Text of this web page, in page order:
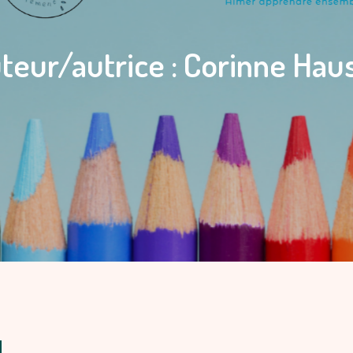
autrice : Corinne